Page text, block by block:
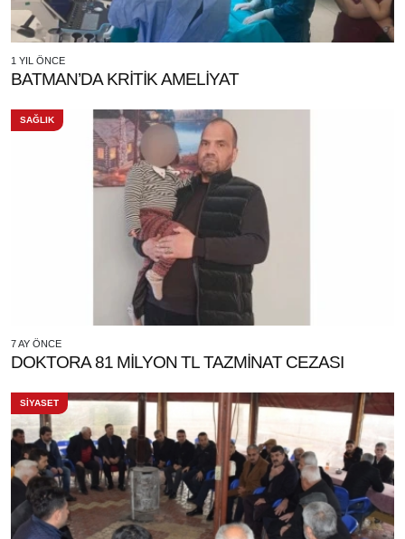
1 YIL ÖNCE
BATMAN’DA KRİTİK AMELİYAT
SAĞLIK
7 AY ÖNCE
DOKTORA 81 MİLYON TL TAZMİNAT CEZASI
SİYASET